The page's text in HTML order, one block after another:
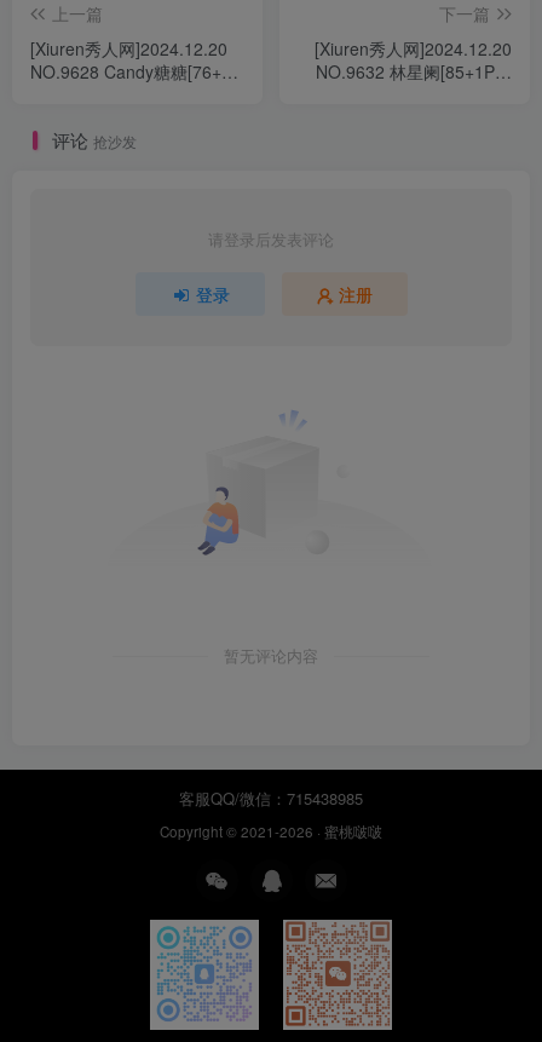
上一篇
[Xiuren秀人网]2024.12.20
NO.9628 Candy糖糖[76+1P
下一篇
[Xiuren秀人网]2024.12.20
NO.9632 林星阑[85+1P／
评论 抢沙发
请登录后发表评论
登录 注册
暂无评论内容
客服QQ/微信：715438985
Copyright © 2021-2026 · 蜜桃啵啵